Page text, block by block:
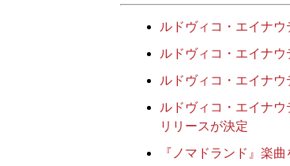
ルドヴィコ・エイナ
ルドヴィコ・エイナ
ルドヴィコ・エイナ
ルドヴィコ・エイナ
リリースが決定
『ノマドランド』楽